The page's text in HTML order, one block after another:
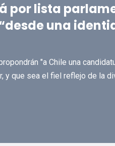
por lista
una
"a Chile una
y que sea el fiel reflejo de la